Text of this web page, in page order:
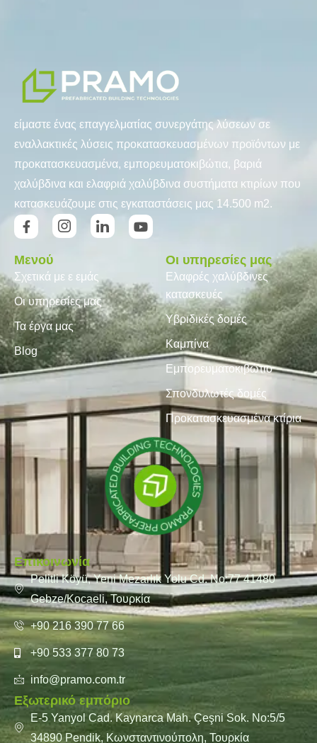
είμαστε ένας επαγγελματίας συνεργάτης λύσεων σε
εναλλακτικές λύσεις προκατασκευασμένων προϊόντων με
προκατασκευασμένα, εμπορευματοκιβώτια, βαριά
χαλύβδινα και ελαφριά χαλύβδινα συστήματα κτιρίων που
κατασκευάζουμε στις εγκαταστάσεις μας 14.500 m2.
Μενού
Σχετικά με ε εμάς
Οι υπηρεσίες μας
Τα έργα μας
Blog
Οι υπηρεσίες μας
Ελαφρές χαλύβδινες
κατασκευές
Υβριδικές δομές
Καμπίνα
Εμπορευματοκιβώτιο
Σπονδυλωτές δομές
Προκατασκευασμένα κτίρια
Επικοινωνία
Pelitli Köyü, Yeni Mezarlık Yolu Cd. No:77 41480
Gebze/Kocaeli, Τουρκία
+90 216 390 77 66
+90 533 377 80 73
info@pramo.com.tr
Εξωτερικό εμπόριο
E-5 Yanyol Cad. Kaynarca Mah. Çeşni Sok. No:5/5
34890 Pendik, Κωνσταντινούπολη, Τουρκία